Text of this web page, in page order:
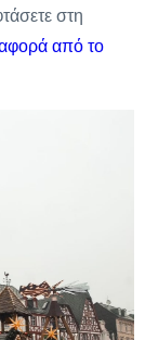
στη
από το